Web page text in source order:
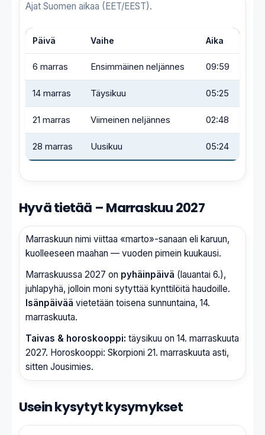
Ajat Suomen aikaa (EET/EEST).
Päivä Vaihe Aika
6 marras Ensimmäinen neljännes 09:59
14 marras Täysikuu 05:25
21 marras Viimeinen neljännes 02:48
28 marras Uusikuu 05:24
Hyvä tietää – Marraskuu 2027
Marraskuun nimi viittaa «marto»-sanaan eli karuun,
kuolleeseen maahan — vuoden pimein kuukausi.
Marraskuussa 2027 on pyhäinpäivä (lauantai 6.),
juhlapyhä, jolloin moni sytyttää kynttilöitä haudoille.
Isänpäivää vietetään toisena sunnuntaina, 14.
marraskuuta.
Taivas & horoskooppi: täysikuu on 14. marraskuuta
2027. Horoskooppi: Skorpioni 21. marraskuuta asti,
sitten Jousimies.
Usein kysytyt kysymykset